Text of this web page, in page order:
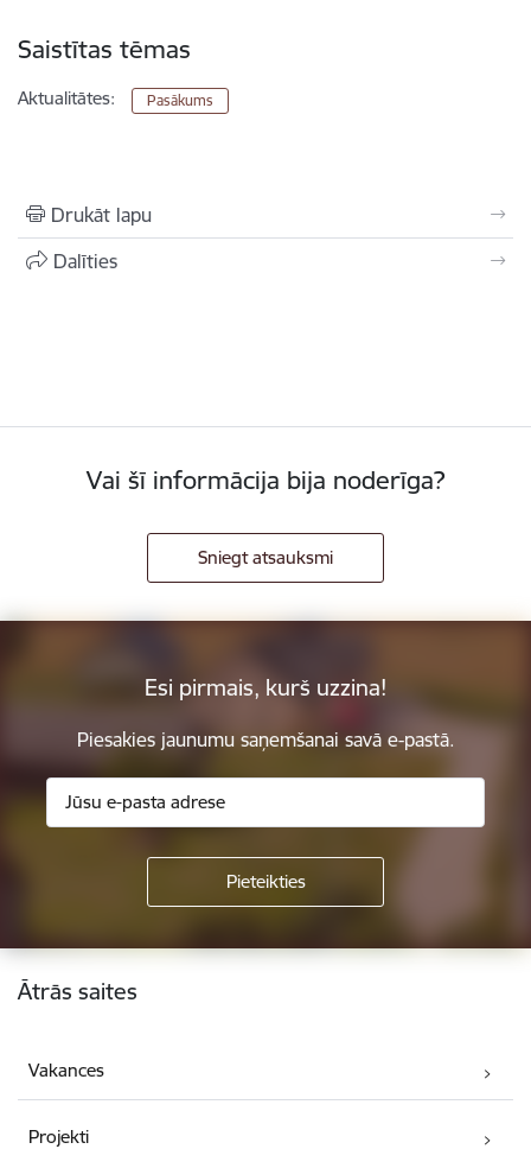
Saistītas tēmas
Aktualitātes: Pasākums
Drukāt lapu
Dalīties
Vai šī informācija bija noderīga?
Sniegt atsauksmi
Esi pirmais, kurš uzzina!
Piesakies jaunumu saņemšanai savā e-pastā.
Kājene
Ātrās saites
Vakances
Projekti